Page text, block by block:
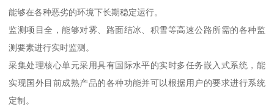
能够在各种恶劣的环境下长期稳定运行。
监测项目全，能够对雾、路面结冰、积雪等高速公路所需的各种监
测要素进行实时监测。
采集处理核心单元采用具有国际水平的实时多任务嵌入式系统，能
实现国外目前成熟产品的各种功能并可以根据用户的要求进行系统
定制。